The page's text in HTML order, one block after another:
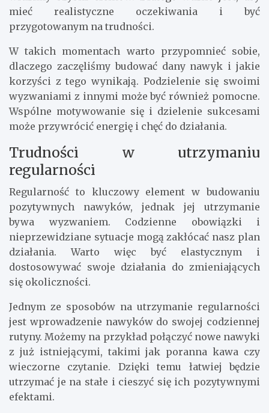
mieć realistyczne oczekiwania i być
przygotowanym na trudności.
W takich momentach warto przypomnieć sobie,
dlaczego zaczęliśmy budować dany nawyk i jakie
korzyści z tego wynikają. Podzielenie się swoimi
wyzwaniami z innymi może być również pomocne.
Wspólne motywowanie się i dzielenie sukcesami
może przywrócić energię i chęć do działania.
Trudności w utrzymaniu
regularności
Regularność to kluczowy element w budowaniu
pozytywnych nawyków, jednak jej utrzymanie
bywa wyzwaniem. Codzienne obowiązki i
nieprzewidziane sytuacje mogą zakłócać nasz plan
działania. Warto więc być elastycznym i
dostosowywać swoje działania do zmieniających
się okoliczności.
Jednym ze sposobów na utrzymanie regularności
jest wprowadzenie nawyków do swojej codziennej
rutyny. Możemy na przykład połączyć nowe nawyki
z już istniejącymi, takimi jak poranna kawa czy
wieczorne czytanie. Dzięki temu łatwiej będzie
utrzymać je na stałe i cieszyć się ich pozytywnymi
efektami.